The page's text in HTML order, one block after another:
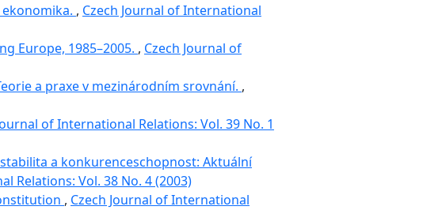
ekonomika. , Czech Journal of International
Europe, 1985–2005. , Czech Journal of
a praxe v mezinárodním srovnání. ,
of International Relations: Vol. 39 No. 1
a konkurenceschopnost: Aktuální
Relations: Vol. 38 No. 4 (2003)
, Czech Journal of International